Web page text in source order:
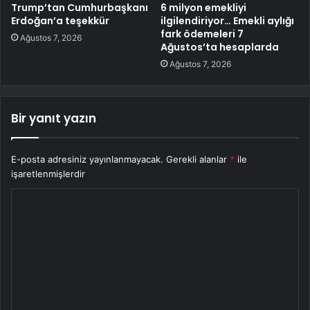
Trump’tan Cumhurbaşkanı
Erdoğan’a teşekkür
Ağustos 7, 2026
6 milyon emekliyi
ilgilendiriyor… Emekli aylığı
fark ödemeleri 7
Ağustos’ta hesaplarda
Ağustos 7, 2026
Bir yanıt yazın
E-posta adresiniz yayınlanmayacak. Gerekli alanlar * ile
işaretlenmişlerdir